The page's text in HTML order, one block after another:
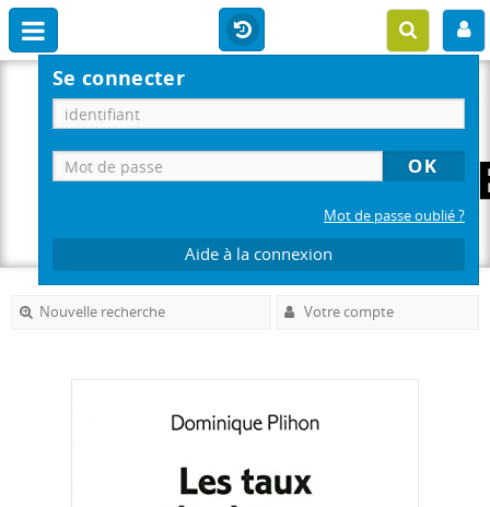
Se connecter
Mot de passe oublié ?
Aide à la connexion
Nouvelle recherche Votre compte